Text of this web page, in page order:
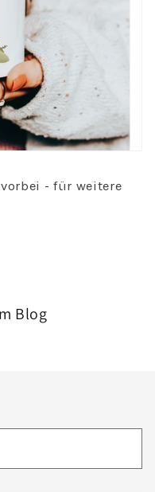
- für weitere
Blog